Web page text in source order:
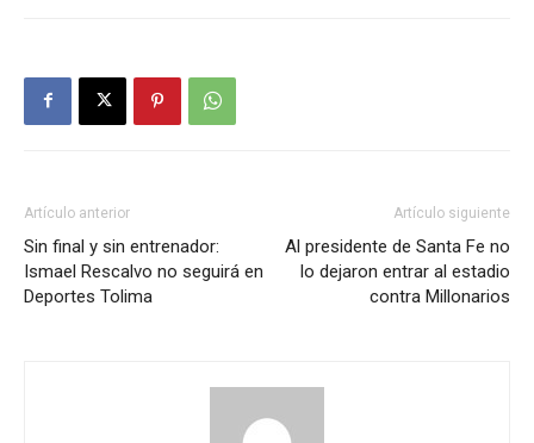
Artículo anterior
Sin final y sin entrenador:
Ismael Rescalvo no seguirá en
Deportes Tolima
Artículo siguiente
Al presidente de Santa Fe no
lo dejaron entrar al estadio
contra Millonarios